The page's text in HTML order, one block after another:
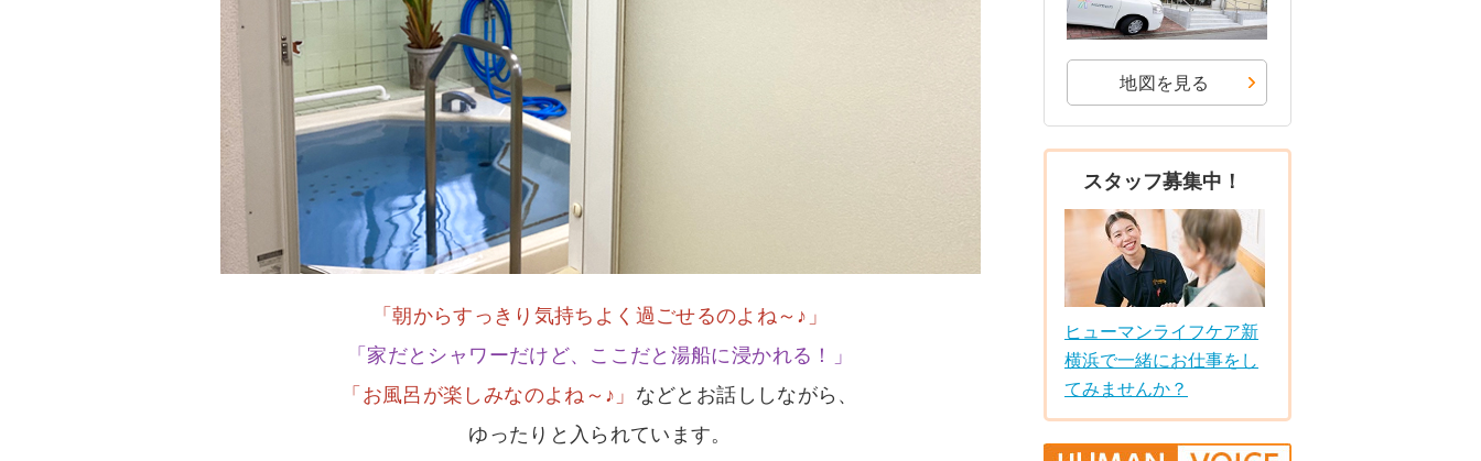
「朝からすっきり気持ちよく過ごせるのよね～♪」
「家だとシャワーだけど、ここだと湯船に浸かれる！」
「お風呂が楽しみなのよね～♪」 などとお話ししながら、
ゆったりと入られています。
地図を見る
スタッフ募集中！
ヒューマンライフケア新
横浜で一緒にお仕事をし
てみませんか？